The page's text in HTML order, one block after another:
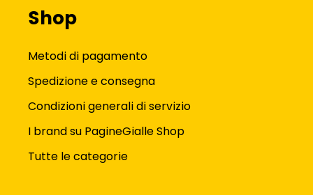
Shop
Metodi di pagamento
Spedizione e consegna
Condizioni generali di servizio
I brand su PagineGialle Shop
Tutte le categorie